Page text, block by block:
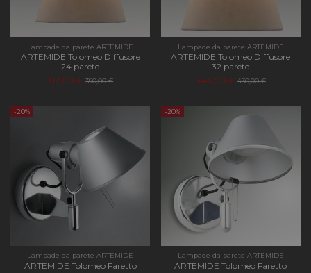
Lampade da parete ARTEMIDE
ARTEMIDE Tolomeo Diffusore
24 parete
312,00 € 390,00 €
Lampade da parete ARTEMIDE
ARTEMIDE Tolomeo Diffusore
32 parete
344,00 € 430,00 €
-20%
Lampade da parete ARTEMIDE
ARTEMIDE Tolomeo Faretto
-20%
Lampade da parete ARTEMIDE
ARTEMIDE Tolomeo Faretto
Performance
Funzionalità
I cookie strettamente necessari consentono le
funzionalità principali del sito web come l'accesso
dell'utente e la gestione dell'account. Il sito web non
può essere utilizzato correttamente senza i cookie
strettamente necessari.
Nome
Provider Dominio
CookieScriptConsent
CookieScript
apilluminazione.com